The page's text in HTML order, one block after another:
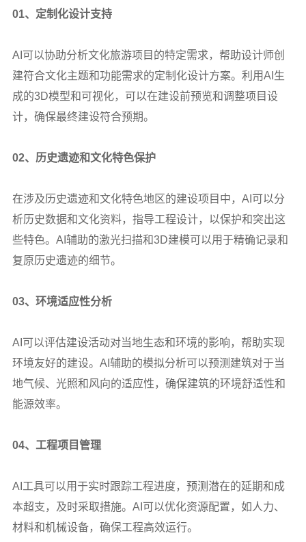
01、定制化设计支持
AI 可以协助分析文化旅游项目的特定需求，帮助设计师创
建符合文化主题和功能需求的定制化设计方案。利用AI生
成的3D模型和可视化，可以在建设前预览和调整项目设
计，确保最终建设符合预期。
02、历史遗迹和文化特色保护
在涉及历史遗迹和文化特色地区的建设项目中，AI可以分
析历史数据和文化资料，指导工程设计，以保护和突出这
些特色。AI辅助的激光扫描和3D建模可以用于精确记录和
复原历史遗迹的细节。
03、环境适应性分析
AI 可以评估建设活动对当地生态和环境的影响，帮助实现
环境友好的建设。AI辅助的模拟分析可以预测建筑对于当
地气候、光照和风向的适应性，确保建筑的环境舒适性和
能源效率。
04、工程项目管理
AI 工具可以用于实时跟踪工程进度，预测潜在的延期和成
本超支，及时采取措施。AI可以优化资源配置，如人力、
材料和机械设备，确保工程高效运行。